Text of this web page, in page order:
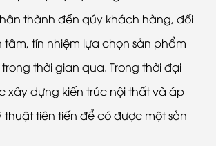
thành đến qúy khách hàng, đối
tín nhiệm lựa chọn sản phẩm
thời gian qua. Trong thời đại
xây dựng kiến trúc nội thất và áp
tiên tiến để có được một sản